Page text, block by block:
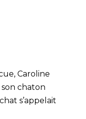
Caroline
chaton
s’appelait